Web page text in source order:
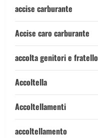
accise carburante
Accise caro carburante
accolta genitori e fratello
Accoltella
Accoltellamenti
accoltellamento